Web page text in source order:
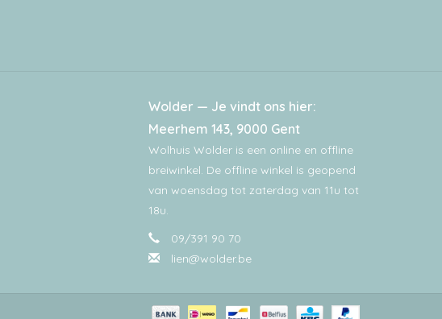
Wolder — Je vindt ons hier:
Meerhem 143, 9000 Gent
Wolhuis Wolder is een online en offline
breiwinkel. De offline winkel is geopend
van woensdag tot zaterdag van 11u tot
18u.
09/391 90 70
lien@wolder.be